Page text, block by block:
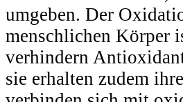
umgeben. Der
menschlichen Körper
verhindern
sie erhalten zudem